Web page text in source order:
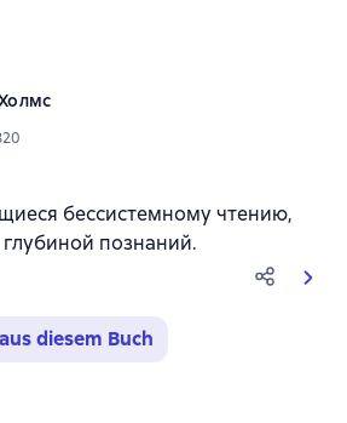
рейтинг 4,7 на основе 820 оценок
бессистемному чтению,
познаний.
diesem Buch